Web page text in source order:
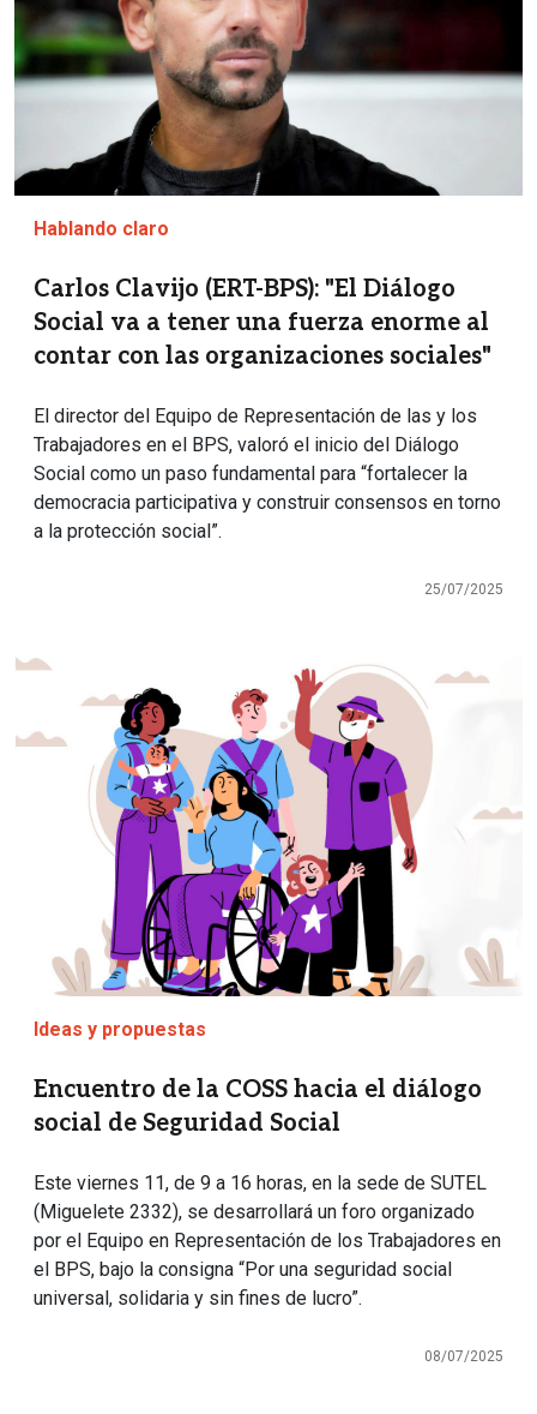
Hablando claro
Carlos Clavijo (ERT-BPS): "El Diálogo
Social va a tener una fuerza enorme al
contar con las organizaciones sociales"
El director del Equipo de Representación de las y los
Trabajadores en el BPS, valoró el inicio del Diálogo
Social como un paso fundamental para “fortalecer la
democracia participativa y construir consensos en torno
a la protección social”.
25/07/2025
Imagen
Ideas y propuestas
Encuentro de la COSS hacia el diálogo
social de Seguridad Social
Este viernes 11, de 9 a 16 horas, en la sede de SUTEL
(Miguelete 2332), se desarrollará un foro organizado
por el Equipo en Representación de los Trabajadores en
el BPS, bajo la consigna “Por una seguridad social
universal, solidaria y sin fines de lucro”.
08/07/2025